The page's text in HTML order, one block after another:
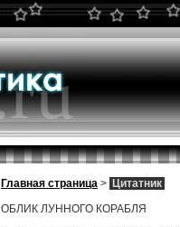
Главная страница > Цитатник
ОБЛИК ЛУННОГО КОРАБЛЯ